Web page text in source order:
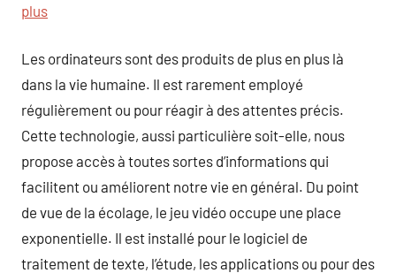
plus
Les ordinateurs sont des produits de plus en plus là
dans la vie humaine. Il est rarement employé
régulièrement ou pour réagir à des attentes précis.
Cette technologie, aussi particulière soit-elle, nous
propose accès à toutes sortes d’informations qui
facilitent ou améliorent notre vie en général. Du point
de vue de la écolage, le jeu vidéo occupe une place
exponentielle. Il est installé pour le logiciel de
traitement de texte, l’étude, les applications ou pour des